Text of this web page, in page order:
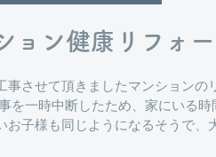
オーガニック SHOP
ョン健康リフォ
事させて頂きましたマンションの
を一時中断したため、家にいる
お子様も同じようになるそうで、